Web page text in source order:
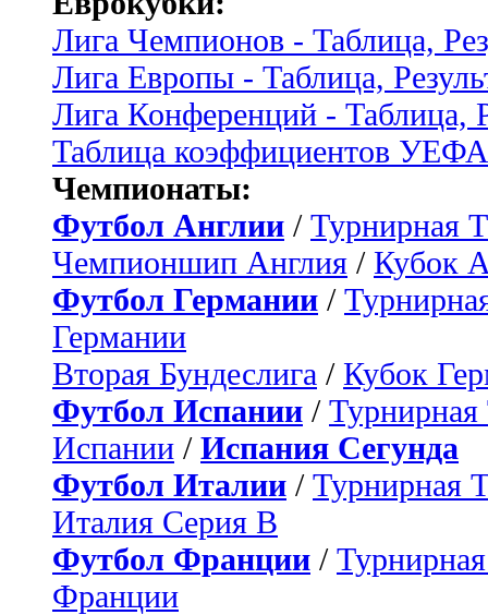
Лига Чемпионов - Таблица,
Лига Европы - Таблица,
Лига Конференций - Таблица,
Таблица коэффициентов УЕФА
Чемпионаты:
Футбол Англии / Турнирная
Чемпионшип Англия / Кубок
Футбол Германии /
Германии
Вторая Бундеслига / Кубок
Футбол Испании / Турнирная
Испании / Испания Сегунда
Футбол Италии / Турнирная
Италия Серия B
Футбол Франции /
Франции